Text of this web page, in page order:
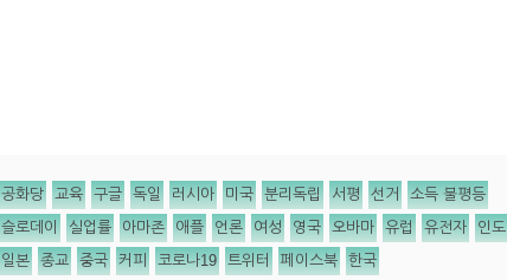
공화당 교육 구글 독일 러시아 미국 분리독립 서평 선거 소득 불평등
슬로데이 실업률 아마존 애플 언론 여성 영국 오바마 유럽 유전자 인도
일본 종교 중국 커피 코로나19 트위터 페이스북 한국